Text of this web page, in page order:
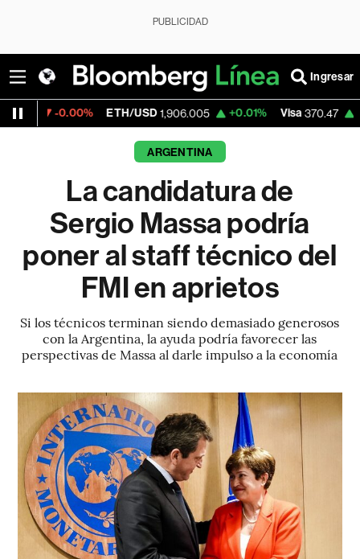
PUBLICIDAD
Ingresar
ETH/USD 1,906.005 +0.01% Visa 370.47 +0.52%
ARGENTINA
La candidatura de
Sergio Massa podría
poner al staff técnico del
FMI en aprietos
Si los técnicos terminan siendo demasiado generosos
con la Argentina, la ayuda podría favorecer las
perspectivas de Massa al darle impulso a la economía